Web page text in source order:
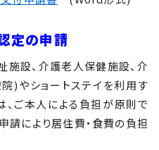
定の申請
設、介護老人保健施設、介
)やショートステイを利用す
、ご本人による負担が原則で
請により居住費・食費の負担